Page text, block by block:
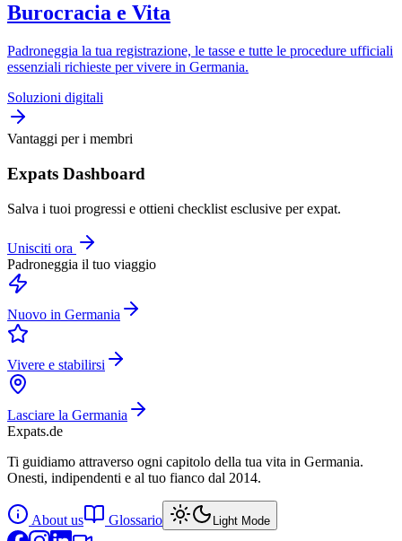
Burocracia e Vita
Padroneggia la tua registrazione, le tasse e tutte le procedure ufficiali
essenziali richieste per vivere in Germania.
Soluzioni digitali
Vantaggi per i membri
Expats Dashboard
Salva i tuoi progressi e ottieni checklist esclusive per expat.
Unisciti ora
Padroneggia il tuo viaggio
Nuovo in Germania
Vivere e stabilirsi
Lasciare la Germania
Expats.de
Ti guidiamo attraverso ogni capitolo della tua vita in Germania.
Onesti, indipendenti e al tuo fianco dal 2014.
About us Glossario Light Mode